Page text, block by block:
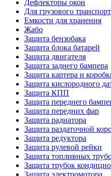
Дефлекторы окон
Для грузового
Емкости для хранения
Жабо
Защита бензобака
Защита блока батарей
Защита двигателя
Защита заднего бампера
Защита картера и
Защита кислородного
Защита КПП
Защита переднего
Защита передних фар
Защита радиатора
Защита раздаточной
Защита редуктора
Защита рулевой рейки
Защита топливных
Защита трубок
Защита электромотора